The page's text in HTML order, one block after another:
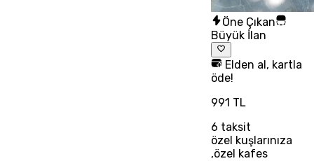
Öne Çıkan
Büyük İlan
Elden al, kartla
öde!
991 TL
6 taksit
özel kuşlarınıza
,özel kafes